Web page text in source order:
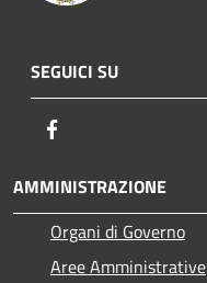
SEGUICI SU
AMMINISTRAZIONE
Organi di Governo
Aree Amministrative